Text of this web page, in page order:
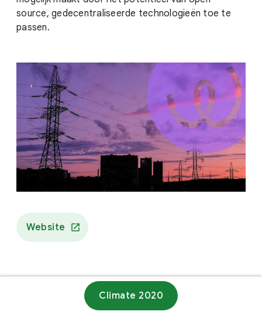
source, gedecentraliseerde technologieën toe te
passen.
Website
Climate 2020